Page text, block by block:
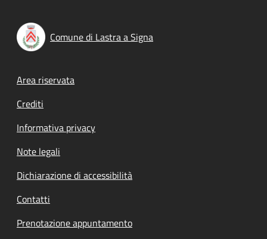
Comune di Lastra a Signa
Footer menu
Area riservata
Crediti
Informativa privacy
Note legali
Dichiarazione di accessibilità
Contatti
Prenotazione appuntamento